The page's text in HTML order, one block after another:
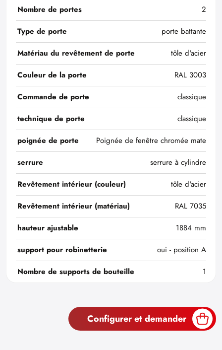
Nombre de portes
2
Type de porte
porte battante
Matériau du revêtement de porte
tôle d'acier
Couleur de la porte
RAL 3003
Commande de porte
classique
technique de porte
classique
poignée de porte
Poignée de fenêtre chromée mate
serrure
serrure à cylindre
Revêtement intérieur (couleur)
tôle d'acier
Revêtement intérieur (matériau)
RAL 7035
hauteur ajustable
1884 mm
support pour robinetterie
oui - position A
Nombre de supports de bouteille
1
Configurer et demander